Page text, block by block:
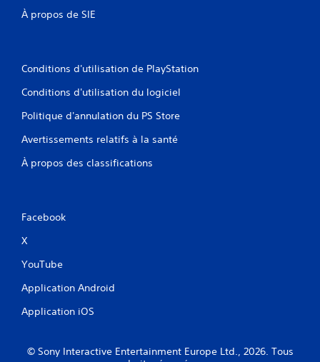
À propos de SIE
Conditions d'utilisation de PlayStation
Conditions d'utilisation du logiciel
Politique d'annulation du PS Store
Avertissements relatifs à la santé
À propos des classifications
Facebook
X
YouTube
Application Android
Application iOS
© Sony Interactive Entertainment Europe Ltd., 2026. Tous